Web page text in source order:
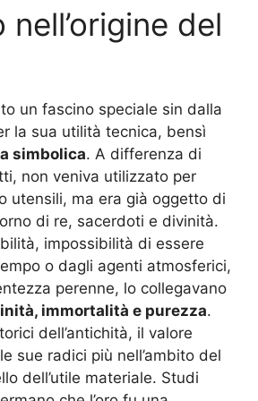
nell’origine del
un fascino speciale sin dalla
la sua utilità tecnica, bensì
simbolica. A differenza di
non veniva utilizzato per
utensili, ma era già oggetto di
di re, sacerdoti e divinità.
impossibilità di essere
o dagli agenti atmosferici,
perenne, lo collegavano
immortalità e purezza.
dell’antichità, il valore
sue radici più nell’ambito del
dell’utile materiale. Studi